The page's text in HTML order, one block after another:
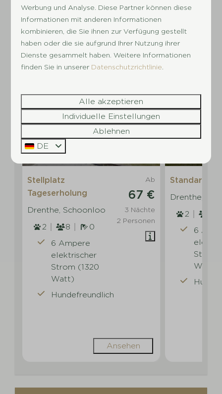
Strand
Angelmöglichkeit
Mehr Informationen
Ab
67 €
3 Nächte
2 Personen
Stellplatz
Tageserholung
Drenthe, Schoonloo
2
8
0
6 Ampere
elektrischer
Strom (1320
Watt)
Hundefreundlich
Ansehen
Standard-
Drenthe,
2
6
Strom
Watt)
Werbung und Analyse. Diese Partner können diese
Informationen mit anderen Informationen
kombinieren, die Sie ihnen zur Verfügung gestellt
haben oder die sie aufgrund Ihrer Nutzung ihrer
Dienste gesammelt haben. Weitere Informationen
finden Sie in unserer Datenschutzrichtlinie
Alle akzeptieren
Individuelle Einstellungen
Ablehnen
DE